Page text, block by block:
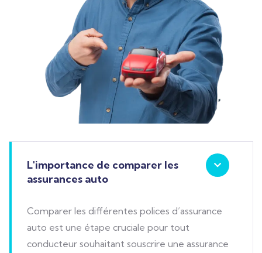
L'importance de comparer les
assurances auto
Comparer les différentes polices d’assurance
auto est une étape cruciale pour tout
conducteur souhaitant souscrire une assurance